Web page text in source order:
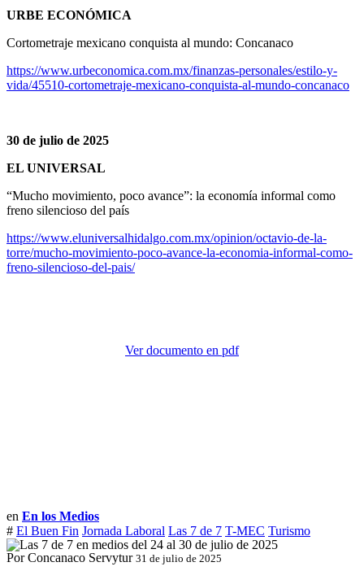
URBE ECONÓMICA
Cortometraje mexicano conquista al mundo: Concanaco
https://www.urbeconomica.com.mx/finanzas-personales/estilo-y-
vida/45510-cortometraje-mexicano-conquista-al-mundo-concanaco
30 de julio de 2025
EL UNIVERSAL
“Mucho movimiento, poco avance”: la economía informal como
freno silencioso del país
https://www.eluniversalhidalgo.com.mx/opinion/octavio-de-la-
torre/mucho-movimiento-poco-avance-la-economia-informal-como-
freno-silencioso-del-pais/
Ver documento en pdf
en En los Medios
# El Buen Fin Jornada Laboral Las 7 de 7 T-MEC Turismo
Por Concanaco Servytur 31 de julio de 2025